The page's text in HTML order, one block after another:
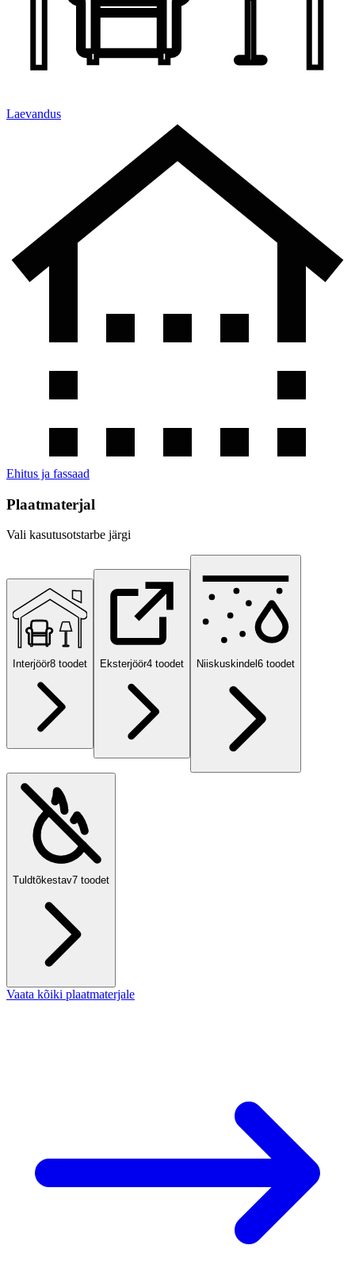
Laevandus
Ehitus ja fassaad
Plaatmaterjal
Vali kasutusotstarbe järgi
Interjöör8 toodet Eksterjöör4 toodet Niiskuskindel 6 toodet
Tuldtõkestav7 toodet
Vaata kõiki plaatmaterjale